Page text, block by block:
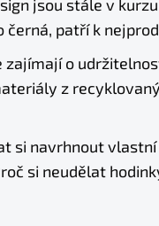
jsou stále v
černá, patří k
zajímají o
z
si navrhnout
si neudělat